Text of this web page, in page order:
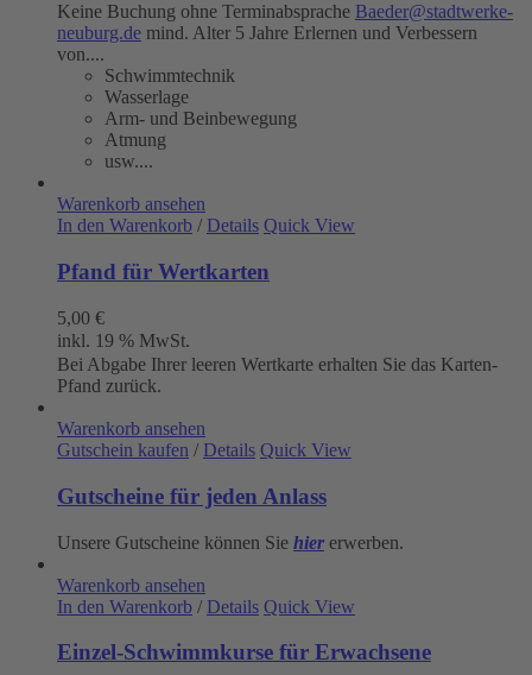
Keine Buchung ohne Terminabsprache Baeder@stadtwerke-
neuburg.de mind. Alter 5 Jahre Erlernen und Verbessern
von....
Schwimmtechnik
Wasserlage
Arm- und Beinbewegung
Atmung
usw....
Warenkorb ansehen
In den Warenkorb / Details Quick View
Pfand für Wertkarten
5,00 €
inkl. 19 % MwSt.
Bei Abgabe Ihrer leeren Wertkarte erhalten Sie das Karten-
Pfand zurück.
Warenkorb ansehen
Gutschein kaufen / Details Quick View
Gutscheine für jeden Anlass
Unsere Gutscheine können Sie hier erwerben.
Warenkorb ansehen
In den Warenkorb / Details Quick View
Einzel-Schwimmkurse für Erwachsene